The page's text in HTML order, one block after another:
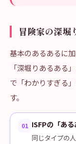
冒険家の深堀
基本のあるあるに
「深堀りあるある
で「わかりすぎる
す。
01 ISFPの「あ
同じタイプの